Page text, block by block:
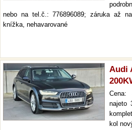
nebo na tel.č.: 776896089; záruka až
knížka, nehavarované
Audi
Cena:
najeto
kol